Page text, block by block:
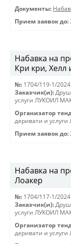
Документы:
Прием заявок до:
Набавка на
Кри кри, Хелл
№: 1704/119-1/2024
Заказчик(и):
услуги ЛУКОИЛ
Организатор
деривати и
Прием заявок до:
Набавка на
Лоакер
№: 1704/117-1/2024
Заказчик(и):
услуги ЛУКОИЛ
Организатор
деривати и